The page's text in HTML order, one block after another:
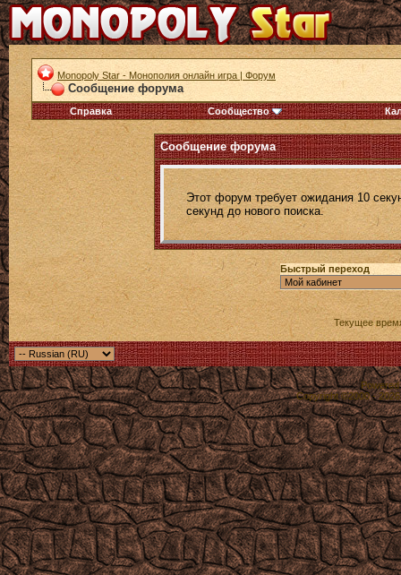
Monopoly Star - Монополия онлайн игра | Форум
Сообщение форума
Справка Сообщество
Сообщение форума
Этот форум требует ожидания 10
секунд до нового поиска.
Быстрый переход
Текущее
Powered
Copyright ©2000 -